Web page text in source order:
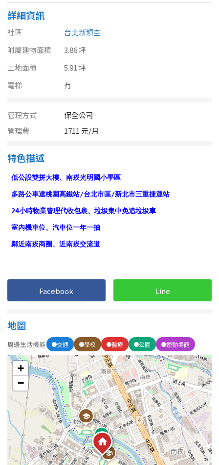
彰化縣
南投縣
雲林縣
嘉義市
台南市
屏東縣
花蓮縣
金門連江
坪數
20~30 坪
60~70 坪
不拘
1樓
5~10樓 11~20樓
~ 樓
格局
不拘
1房
3房
4房 5房以上
詳細資訊
社區
台北新領空
附屬建物面積
3.86 坪
土地面積
5.91 坪
電梯
有
管理方式
保全公司
管理費
1711 元/月
特色描述
Facebook Line
地圖
周邊生活機能 交通 學校 醫療 公園 運動場館
+
−